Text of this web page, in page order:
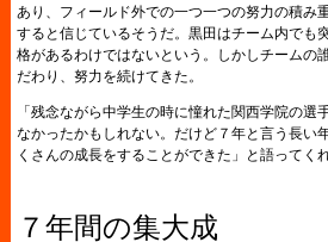
あり、フィールド外での一つ一つの努力の積み
すると信じているそうだ。黒田はチーム内でも
格があるわけではないという。しかしチームの
だわり、努力を続けてきた。
「残念ながら中学生の時に憧れた関西学院の選
なかったかもしれない。だけど７年と言う長い
くさんの成長をすることができた」と語ってくれ
７年間の集大成